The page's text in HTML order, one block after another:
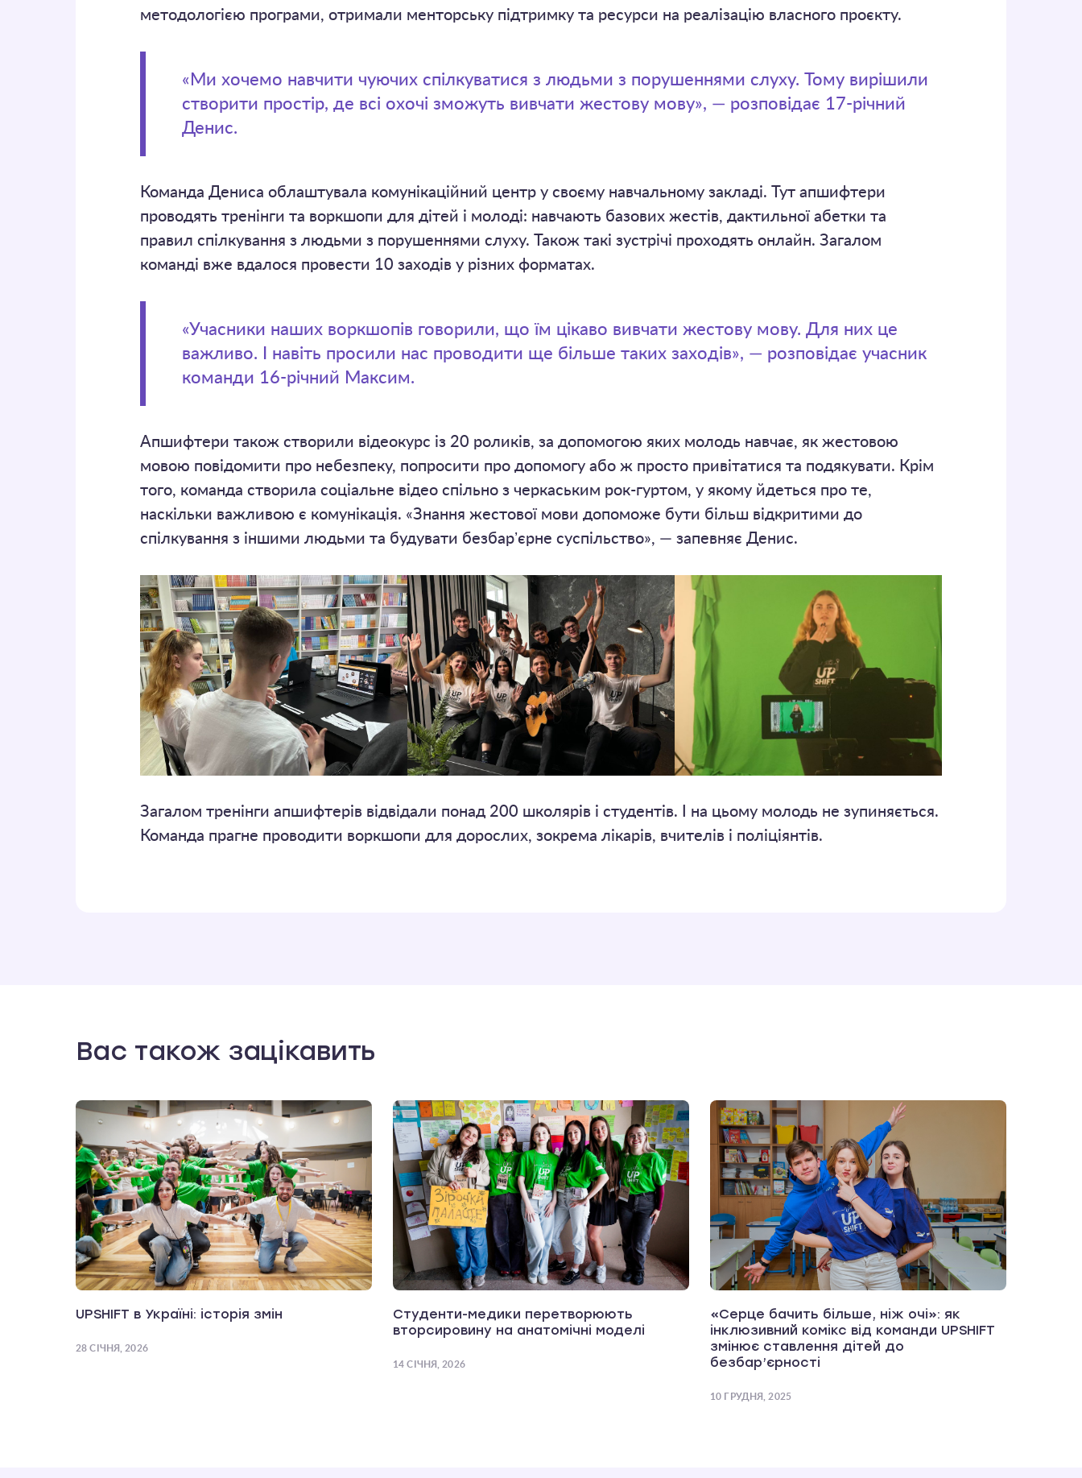
методологією програми, отримали менторську підтримку та ресурси на реалізацію власного проєкту.
«Ми хочемо навчити чуючих спілкуватися з людьми з порушеннями слуху. Тому вирішили
створити простір, де всі охочі зможуть вивчати жестову мову», — розповідає 17-річний
Денис.
Команда Дениса облаштувала комунікаційний центр у своєму навчальному закладі. Тут апшифтери
проводять тренінги та воркшопи для дітей і молоді: навчають базових жестів, дактильної абетки та
правил спілкування з людьми з порушеннями слуху. Також такі зустрічі проходять онлайн. Загалом
команді вже вдалося провести 10 заходів у різних форматах.
«Учасники наших воркшопів говорили, що їм цікаво вивчати жестову мову. Для них це
важливо. І навіть просили нас проводити ще більше таких заходів», — розповідає учасник
команди 16-річний Максим.
Апшифтери також створили відеокурс із 20 роликів, за допомогою яких молодь навчає, як жестовою
мовою повідомити про небезпеку, попросити про допомогу або ж просто привітатися та подякувати. Крім
того, команда створила соціальне відео спільно з черкаським рок-гуртом, у якому йдеться про те,
наскільки важливою є комунікація. «Знання жестової мови допоможе бути більш відкритими до
спілкування з іншими людьми та будувати безбарʼєрне суспільство», — запевняє Денис.
Загалом тренінги апшифтерів відвідали понад 200 школярів і студентів. І на цьому молодь не зупиняється.
Команда прагне проводити воркшопи для дорослих, зокрема лікарів, вчителів і поліціянтів.
Вас також зацікавить
UPSHIFT в Україні: історія змін
28 СІЧНЯ, 2026
Студенти-медики перетворюють
вторсировину на анатомічні моделі
14 СІЧНЯ, 2026
«Серце бачить більше, ніж очі»: як
інклюзивний комікс від команди UPSHIFT
змінює ставлення дітей до
безбар’єрності
10 ГРУДНЯ, 2025